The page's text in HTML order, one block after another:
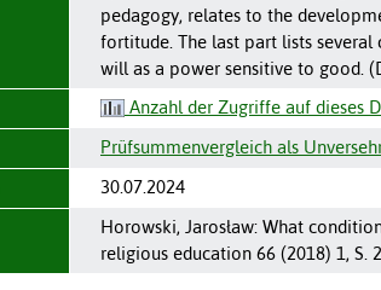
pedagogy, relates to the
fortitude. The last part lists
will as a power sensitive to good.
Anzahl der Zugriffe auf dieses
Prüfsummenvergleich als
30.07.2024
Horowski, Jarosław: What
religious education 66 (2018) 1, S.